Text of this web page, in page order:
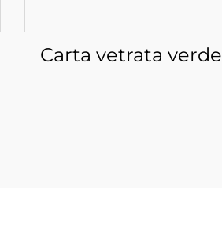
Carta vetrata verde